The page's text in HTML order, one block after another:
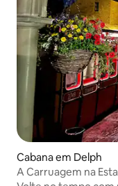
Cabana em Delph
A Carruagem na